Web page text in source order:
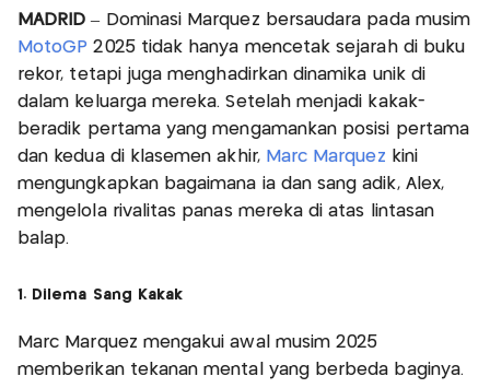
MADRID– Dominasi Marquez bersaudara pada musim
MotoGP2025 tidak hanya mencetak sejarah di buku
rekor, tetapi juga menghadirkan dinamika unik di
dalam keluarga mereka. Setelah menjadi kakak-
beradik pertama yang mengamankan posisi pertama
dan kedua di klasemen akhir, Marc Marquez kini
mengungkapkan bagaimana ia dan sang adik, Alex,
mengelola rivalitas panas mereka di atas lintasan
balap.
1. Dilema Sang Kakak
Marc Marquez mengakui awal musim 2025
memberikan tekanan mental yang berbeda baginya.